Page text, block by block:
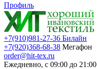
Профиль
+7(910)981-27-36 Билайн
+7(920)368-68-38 Мегафон
order@hit-tex.ru
Ежедневно, с 09:00 до 21:00